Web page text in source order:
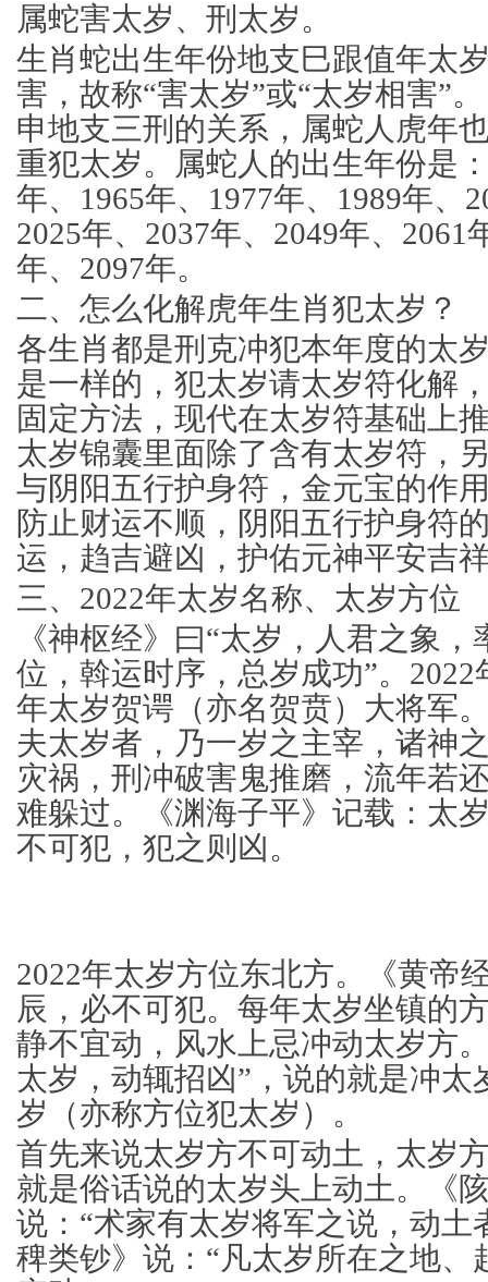
属蛇害太岁、刑太岁。
生肖蛇出生年份地支巳跟值年太
害，故称“害太岁”或“太岁相害”
申地支三刑的关系，属蛇人虎年
重犯太岁。属蛇人的出生年份是
年、1965年、1977年、1989年、
2025年、2037年、2049年、2061
年、2097年。
二、怎么化解虎年生肖犯太岁？
各生肖都是刑克冲犯本年度的太
是一样的，犯太岁请太岁符化解
固定方法，现代在太岁符基础上
太岁锦囊里面除了含有太岁符，
与阴阳五行护身符，金元宝的作
防止财运不顺，阴阳五行护身符
运，趋吉避凶，护佑元神平安吉
三、2022年太岁名称、太岁方位
《神枢经》曰“太岁，人君之象
位，斡运时序，总岁成功”。
年太岁贺谔（亦名贺贲）大将军
夫太岁者，乃一岁之主宰，诸神
灾祸，刑冲破害鬼推磨，流年若
难躲过。《渊海子平》记载：太
不可犯，犯之则凶。
2022年太岁方位东北方。《黄帝
辰，必不可犯。每年太岁坐镇的
静不宜动，风水上忌冲动太岁方
太岁，动辄招凶”，说的就是冲太
岁（亦称方位犯太岁）。
首先来说太岁方不可动土，太岁
就是俗话说的太岁头上动土。《
说：“术家有太岁将军之说，动土
稗类钞》说：“凡太岁所在之地、